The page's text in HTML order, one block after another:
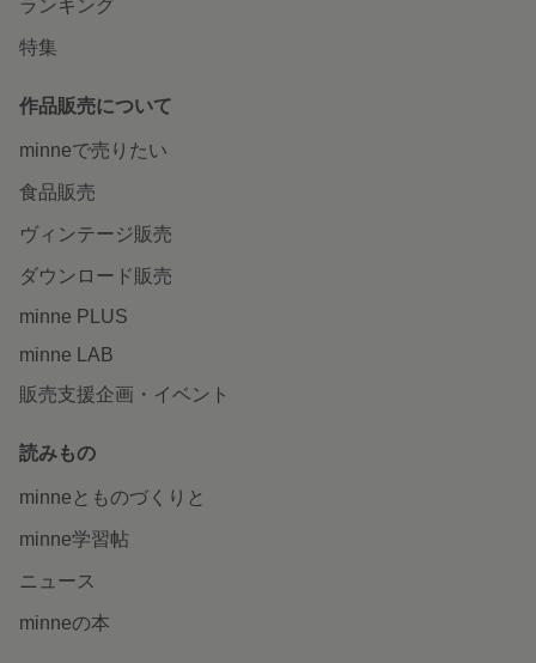
ランキング
特集
作品販売について
minneで売りたい
食品販売
ヴィンテージ販売
ダウンロード販売
minne PLUS
minne LAB
販売支援企画・イベント
読みもの
minneとものづくりと
minne学習帖
ニュース
minneの本